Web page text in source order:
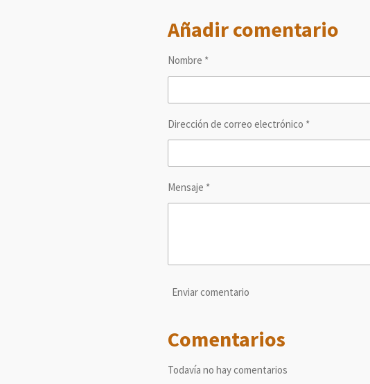
p
a
i
r
a
r
a
r
Añadir comentario
Nombre *
Dirección de correo electrónico *
Mensaje *
Enviar comentario
Comentarios
Todavía no hay comentarios